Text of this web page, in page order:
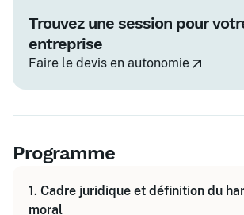
Trouvez une session pour
entreprise
Faire le devis en autonomie
Programme
1. Cadre juridique et définition du
moral